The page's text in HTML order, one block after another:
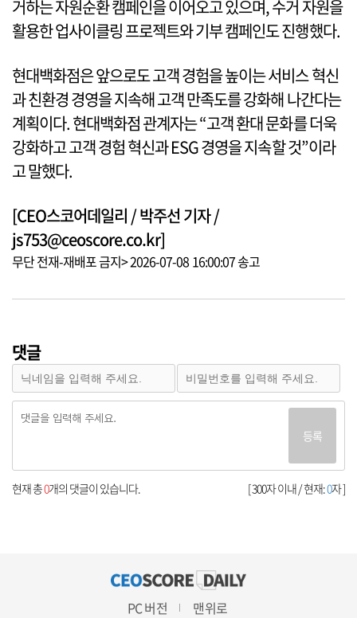
거하는 자원순환 캠페인을 이어오고 있으며, 수거 자원을
활용한 업사이클링 프로젝트와 기부 캠페인도 진행했다.
현대백화점은 앞으로도 고객 경험을 높이는 서비스 혁신
과 친환경 경영을 지속해 고객 만족도를 강화해 나간다는
계획이다. 현대백화점 관계자는 “고객 환대 문화를 더욱
강화하고 고객 경험 혁신과 ESG 경영을 지속할 것”이라
고 말했다.
[CEO스코어데일리 / 박주선 기자 /
js753@ceoscore.co.kr]
무단 전재-재배포 금지> 2026-07-08 16:00:07 송고
댓글
등록
[ 300자 이내 / 현재:0자 ]
현재 총0개의 댓글이 있습니다.
PC 버전 맨위로